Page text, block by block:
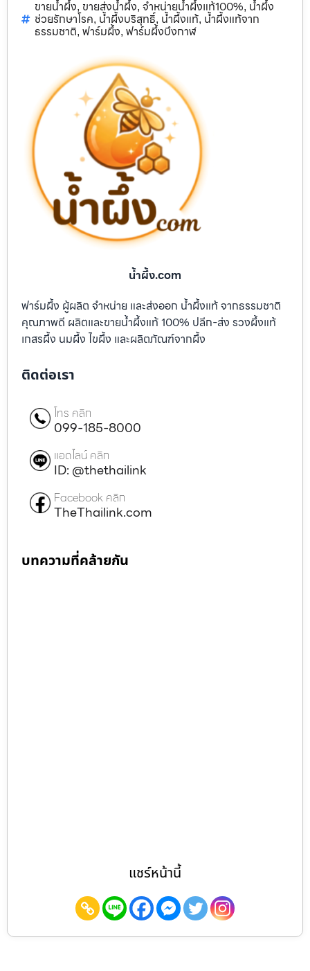
ขายน้ำผึ้ง, ขายส่งน้ำผึ้ง, จำหน่ายน้ำผึ้งแท้100%, น้ำผึ้ง
ช่วยรักษาโรค, น้ำผึ้งบริสุทธิ์, น้ำผึ้งแท้, น้ำผึ้งแท้จาก
ธรรมชาติ, ฟาร์มผึ้ง, ฟาร์มผึ้งบึงกาฬ
น้ำผึ้ง.com
ฟาร์มผึ้ง ผู้ผลิต จำหน่าย และส่งออก น้ำผึ้งแท้ จากธรรมชาติ
คุณภาพดี ผลิตและขายน้ำผึ้งแท้ 100% ปลีก-ส่ง รวงผึ้งแท้
เกสรผึ้ง นมผึ้ง ไขผึ้ง และผลิตภัณฑ์จากผึ้ง
ติดต่อเรา
โทร คลิก
099-185-8000
แอดไลน์ คลิก
ID: @thethailink
Facebook คลิก
TheThailink.com
บทความที่คล้ายกัน
แชร์หน้านี้